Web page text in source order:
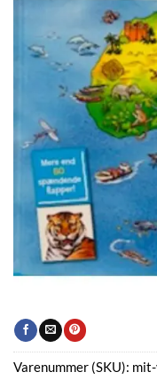
Varenummer (SKU):